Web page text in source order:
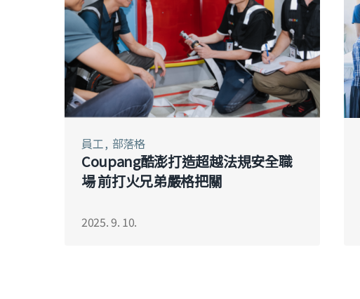
員工 部落格
Coupang酷澎打造超越法規安全職
場 前打火兄弟嚴格把關
2025. 9. 10.